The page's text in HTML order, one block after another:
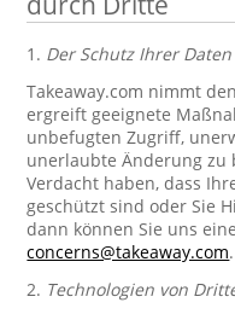
1. Der Schutz Ihrer
Takeaway.com nimmt
ergreift geeignete
unbefugten Zugriff,
unerlaubte Änderung zu
Verdacht haben, dass
geschützt sind oder Sie
dann können Sie uns
concerns@takeaway.com.
2. Technologien von